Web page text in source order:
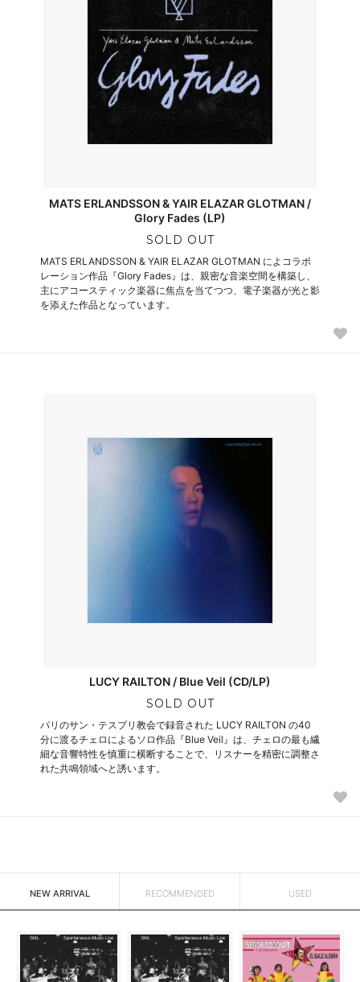
MATS ERLANDSSON & YAIR ELAZAR GLOTMAN /
Glory Fades (LP)
SOLD OUT
MATS ERLANDSSON & YAIR ELAZAR GLOTMAN によコラボ
レーション作品『Glory Fades』は、親密な音楽空間を構築し、
主にアコースティック楽器に焦点を当てつつ、電子楽器が光と影
を添えた作品となっています。
LUCY RAILTON / Blue Veil (CD/LP)
SOLD OUT
パリのサン・テスプリ教会で録音された LUCY RAILTON の40
分に渡るチェロによるソロ作品『Blue Veil』は、チェロの最も繊
細な音響特性を慎重に横断することで、リスナーを精密に調整さ
れた共鳴領域へと誘います。
NEW ARRIVAL RECOMMENDED USED